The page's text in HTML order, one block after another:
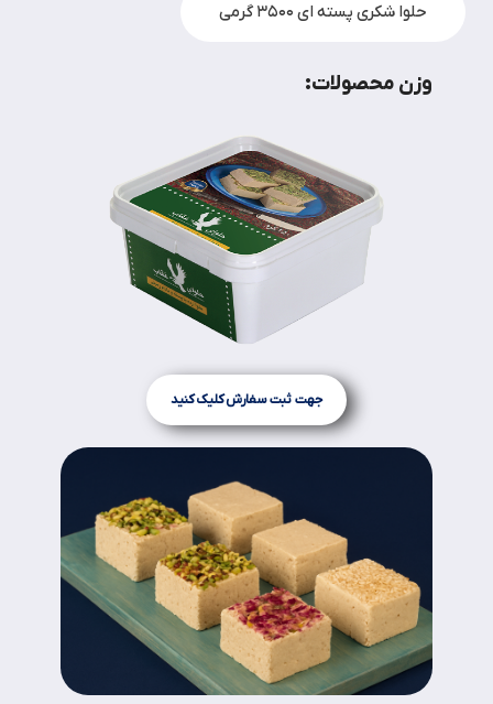
حلوا شکری پسته ای ۳۵۰۰ گرمی
وزن محصولات:
جهت ثبت سفارش کلیک کنید